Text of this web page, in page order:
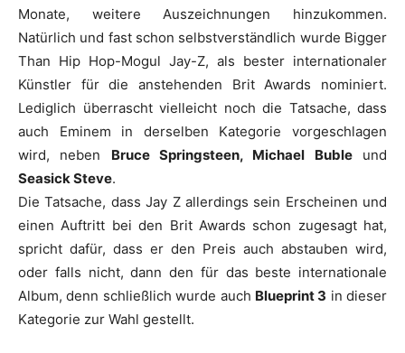
Monate, weitere Auszeichnungen hinzukommen.
Natürlich und fast schon selbstverständlich wurde Bigger
Than Hip Hop-Mogul Jay-Z, als bester internationaler
Künstler für die anstehenden Brit Awards nominiert.
Lediglich überrascht vielleicht noch die Tatsache, dass
auch Eminem in derselben Kategorie vorgeschlagen
wird, neben Bruce Springsteen, Michael Bubleund
Seasick Steve.
Die Tatsache, dassJay Zallerdings sein Erscheinen und
einen Auftritt bei den Brit Awards schon zugesagt hat,
spricht dafür, dass er den Preis auch abstauben wird,
oder falls nicht, dann den für das beste internationale
Album, denn schließlich wurde auch Blueprint 3 in dieser
Kategorie zur Wahl gestellt.